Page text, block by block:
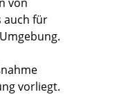
auch für
vorliegt.